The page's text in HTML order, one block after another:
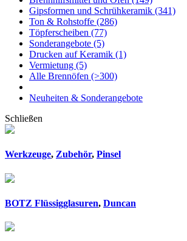
Gipsformen und Schrühkeramik (341)
Ton & Rohstoffe (286)
Töpferscheiben (77)
Sonderangebote (5)
Drucken auf Keramik (1)
Vermietung (5)
Alle Brennöfen (>300)
Neuheiten & Sonderangebote
Schließen
Werkzeuge, Zubehör, Pinsel
BOTZ Flüssigglasuren, Duncan